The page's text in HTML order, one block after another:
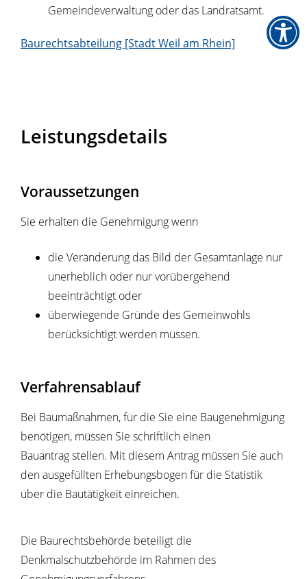
Gemeindeverwaltung oder das Landratsamt.
Baurechtsabteilung [Stadt Weil am Rhein]
Leistungsdetails
Voraussetzungen
Sie erhalten die Genehmigung wenn
die Veränderung das Bild der Gesamtanlage nur
unerheblich oder nur vorübergehend
beeinträchtigt oder
überwiegende Gründe des Gemeinwohls
berücksichtigt werden müssen.
Verfahrensablauf
Bei Baumaßnahmen, für die Sie eine Baugenehmigung
benötigen, müssen Sie schriftlich einen
Bauantrag stellen. Mit diesem Antrag müssen Sie auch
den ausgefüllten Erhebungsbogen für die Statistik
über die Bautätigkeit einreichen.
Die Baurechtsbehörde beteiligt die
Denkmalschutzbehörde im Rahmen des